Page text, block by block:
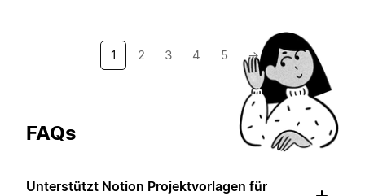
1 2 3 4 5 →
FAQs
Unterstützt Notion Projektvorlagen für